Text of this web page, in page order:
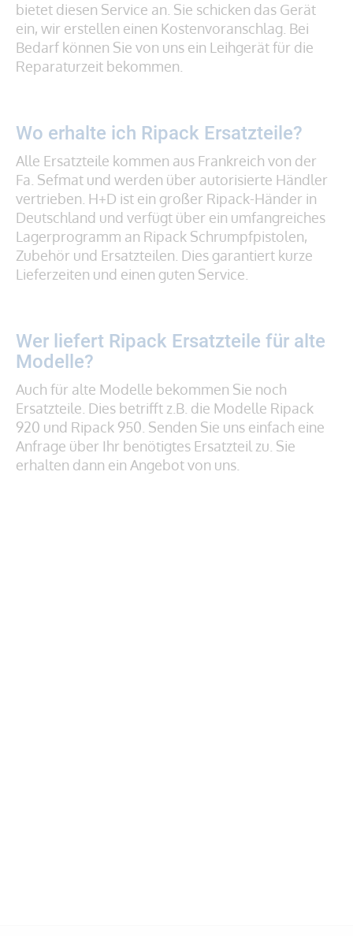
bietet diesen Service an. Sie schicken das Gerät
ein, wir erstellen einen Kostenvoranschlag. Bei
Bedarf können Sie von uns ein Leihgerät für die
Reparaturzeit bekommen.
Wo erhalte ich Ripack Ersatzteile?
Alle Ersatzteile kommen aus Frankreich von der
Fa. Sefmat und werden über autorisierte Händler
vertrieben. H+D ist ein großer Ripack-Händer in
Deutschland und verfügt über ein umfangreiches
Lagerprogramm an Ripack Schrumpfpistolen,
Zubehör und Ersatzteilen. Dies garantiert kurze
Lieferzeiten und einen guten Service.
Wer liefert Ripack Ersatzteile für alte
Modelle?
Auch für alte Modelle bekommen Sie noch
Ersatzteile. Dies betrifft z.B. die Modelle Ripack
920 und Ripack 950. Senden Sie uns einfach eine
Anfrage über Ihr benötigtes Ersatzteil zu. Sie
erhalten dann ein Angebot von uns.